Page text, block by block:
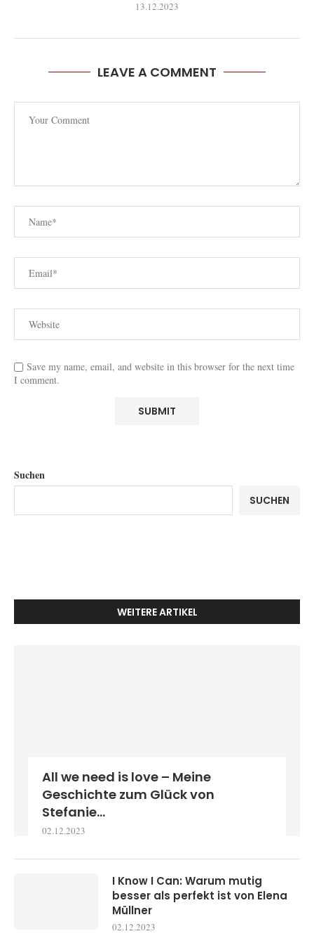
13.12.2023
LEAVE A COMMENT
Save my name, email, and website in this browser for the next time
I comment.
Suchen
SUCHEN
WEITERE ARTIKEL
All we need is love – Meine
Geschichte zum Glück von
Stefanie...
02.12.2023
I Know I Can: Warum mutig
besser als perfekt ist von Elena
Müllner
02.12.2023